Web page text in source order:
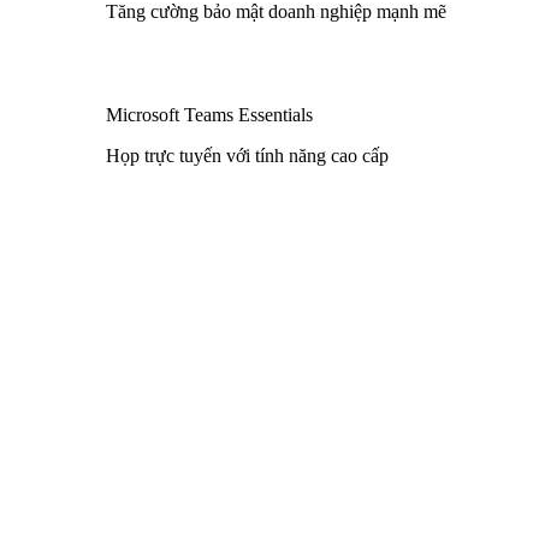
Tăng cường bảo mật doanh nghiệp mạnh mẽ
Microsoft Teams Essentials
Họp trực tuyến với tính năng cao cấp